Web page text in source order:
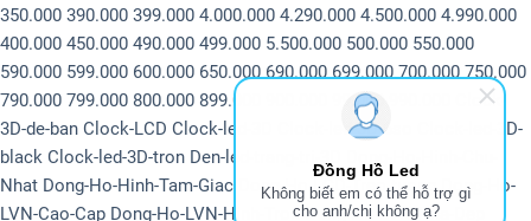
350.000 390.000 399.000 4.000.000 4.290.000 4.500.000 4.990.000
400.000 450.000 490.000 499.000 5.500.000 500.000 550.000
590.000 599.000 600.000 650.000 690.000 699.000 700.000 750.000
790.000 799.000 800.000 899.000 99.000
Clock-
3D-de-ban Clock-LCD Clock-led-3D Clock-led-3D-6so
Clock-led-3D-
black Clock-led-3D-tron Den-led-trang-tri-3D
Nhat Dong-Ho-Hinh-Tam-Giac Dong-Ho-LCD-Treo-tuong Dong-Ho-
LVN-Cao-Cap Dong-Ho-LVN-Hinh-Tron Dong-Ho-LVN-Nha-Dep
Đồng Hồ Led
Không biết em có thể hỗ trợ gì
cho anh/chị không ạ?